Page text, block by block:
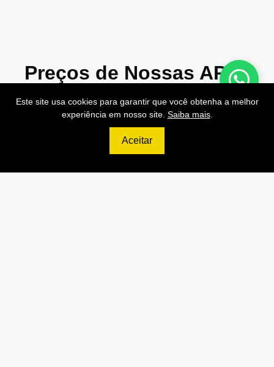
Este site usa cookies para garantir que você obtenha a melhor
experiência em nosso site. Saiba mais.
Aceitar
Preços de Nossas APIs!
R$499